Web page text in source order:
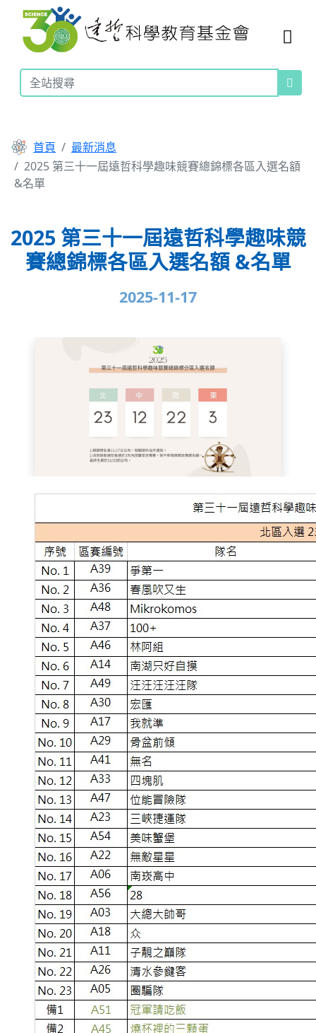
首頁
最新消息
2025 第三十一屆遠哲科學趣味競賽總錦標各區入選名額
&名單
2025 第三十一屆遠哲科學趣味競
賽總錦標各區入選名額 &名單
2025-11-17